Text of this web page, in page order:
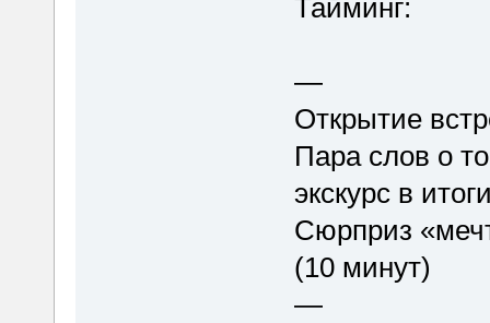
Тайминг:
—
Открытие
Пара слов о
экскурс в
Сюрприз
(10 минут)
—